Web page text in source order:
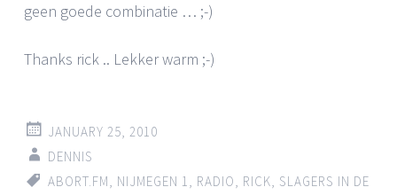
geen goede combinatie … ;-)
Thanks rick .. Lekker warm ;-)
JANUARY 25, 2010
DENNIS
ABORT.FM, NIJMEGEN 1, RADIO, RICK, SLAGERS IN DE